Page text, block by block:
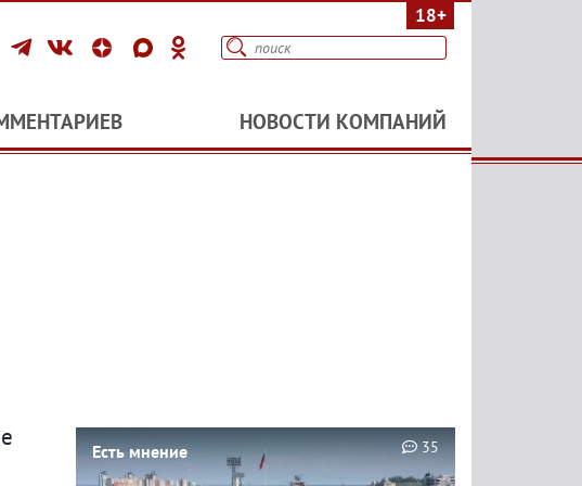
18+
НОВОСТИ КОМПАНИЙ
Есть мнение 35